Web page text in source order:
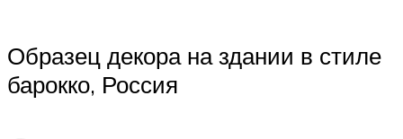
Образец декора на здании в стиле
барокко, Россия